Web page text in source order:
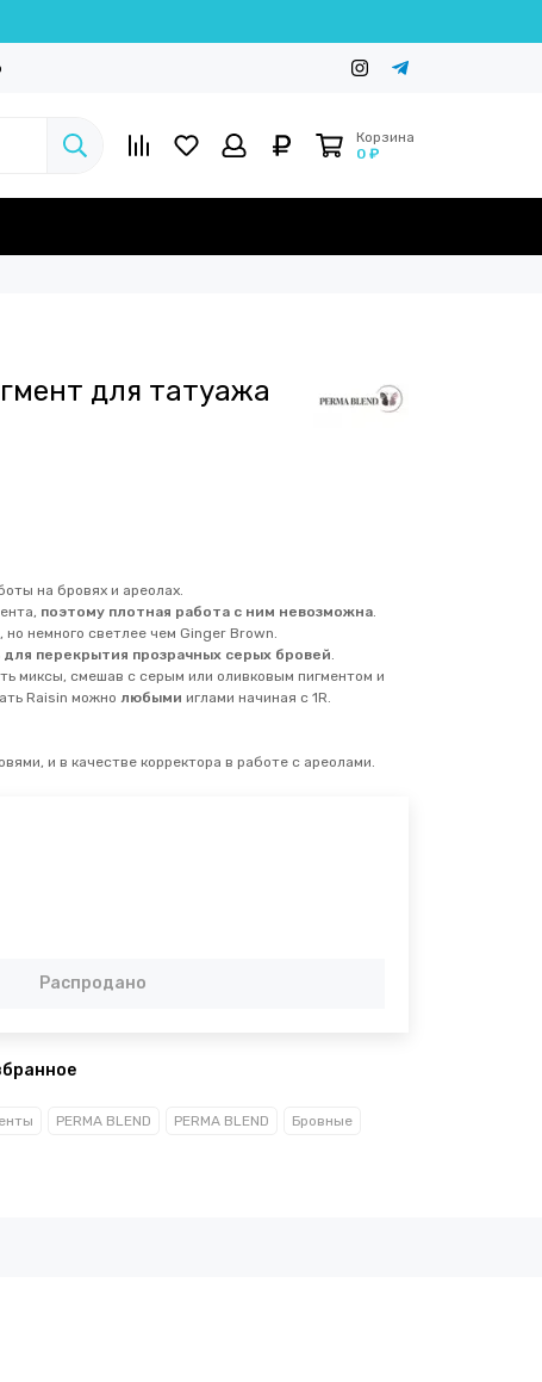
Корзина
0 ₽
для татуажа
на бровях и ареолах.
поэтому плотная работа с ним невозможна.
немного светлее чем Ginger Brown.
перекрытия прозрачных серых бровей.
миксы, смешав с серым или оливковым пигментом и
Raisin можно любыми иглами начиная с 1R.
и в качестве корректора в работе с ареолами.
Распродано
PERMA BLEND PERMA BLEND Бровные